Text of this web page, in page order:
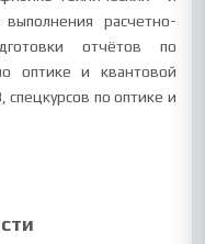
расчетно-
отчётов по
оптике и квантовой
по оптике и